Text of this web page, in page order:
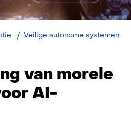
Veilige autonome systemen
van morele
AI-